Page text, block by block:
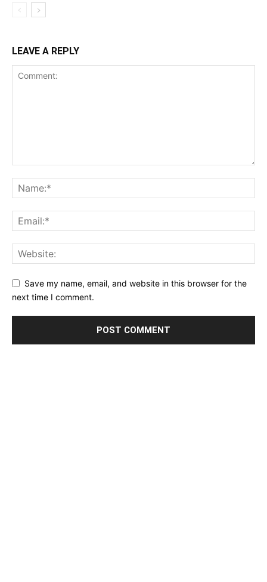
LEAVE A REPLY
Save my name, email, and website in this browser for the
next time I comment.